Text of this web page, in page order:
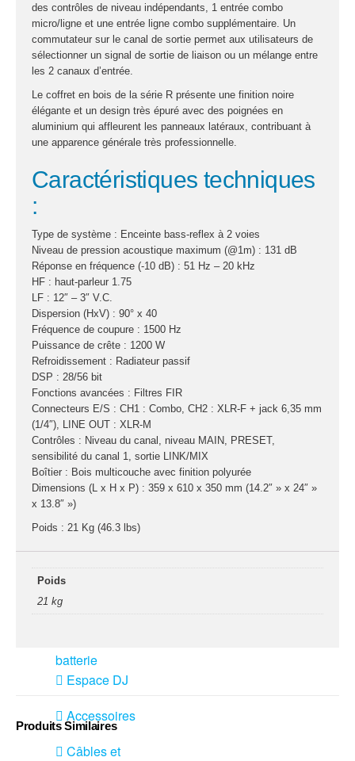
étincelles froide
Machines à
fumée-geyser
VENTE SONO ET
ÉCLAIRAGE
Éclairage
Accessoires
Lyres
Machines à effets
Liquides
Jeux et effets
lumière à led
Laser
Strobes
Sono
Enceintes
Amplificateurs
Console de
mixage
Contrôle DMX
ligne 100V
Microphone
batterie
Espace DJ
Accessoires
Câbles et
des contrôles de niveau indépendants, 1 entrée combo
micro/ligne et une entrée ligne combo supplémentaire. Un
commutateur sur le canal de sortie permet aux utilisateurs de
sélectionner un signal de sortie de liaison ou un mélange entre
les 2 canaux d’entrée.
Le coffret en bois de la série R présente une finition noire
élégante et un design très épuré avec des poignées en
aluminium qui affleurent les panneaux latéraux, contribuant à
une apparence générale très professionnelle.
Caractéristiques techniques
:
Type de système : Enceinte bass-reflex à 2 voies
Niveau de pression acoustique maximum (@1m) : 131 dB
Réponse en fréquence (-10 dB) : 51 Hz – 20 kHz
HF : haut-parleur 1.75
LF : 12″ – 3″ V.C.
Dispersion (HxV) : 90° x 40
Fréquence de coupure : 1500 Hz
Puissance de crête : 1200 W
Refroidissement : Radiateur passif
DSP : 28/56 bit
Fonctions avancées : Filtres FIR
Connecteurs E/S : CH1 : Combo, CH2 : XLR-F + jack 6,35 mm
(1/4″), LINE OUT : XLR-M
Contrôles : Niveau du canal, niveau MAIN, PRESET,
sensibilité du canal 1, sortie LINK/MIX
Boîtier : Bois multicouche avec finition polyurée
Dimensions (L x H x P) : 359 x 610 x 350 mm (14.2″ » x 24″ »
x 13.8″ »)
Poids : 21 Kg (46.3 lbs)
Poids
21 kg
Produits Similaires